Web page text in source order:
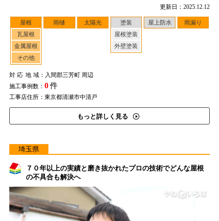
更新日：2025.12.12
屋根
瓦屋根
金属屋根
その他
雨樋 太陽光
塗装
屋根塗装
外壁塗装
屋上防水 雨漏り
対応地域：入間郡三芳町 周辺
施工事例数： 0件
工事店住所：東京都清瀬市中清戸
もっと詳しく見る
埼玉県
７０年以上の実績と磨き抜かれたプロの技術でどんな屋根
の不具合も解決へ